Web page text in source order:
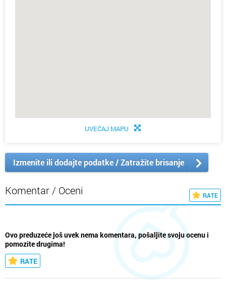
UVEĆAJ MAPU
Izmenite ili dodajte podatke / Zatražite brisanje
Komentar / Oceni RATE
Ovo preduzeće još uvek nema komentara, pošaljite svoju ocenu i
pomozite drugima!
RATE